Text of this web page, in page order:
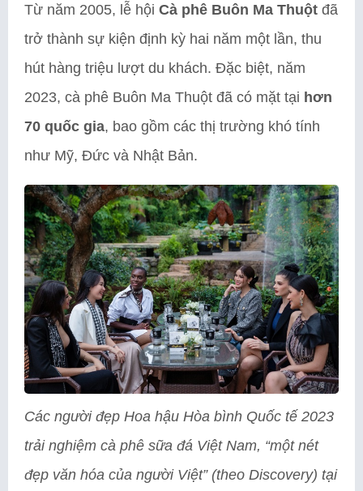
Từ năm 2005, lễ hội Cà phê Buôn Ma Thuột đã
trở thành sự kiện định kỳ hai năm một lần, thu
hút hàng triệu lượt du khách. Đặc biệt, năm
2023, cà phê Buôn Ma Thuột đã có mặt tại hơn
70 quốc gia, bao gồm các thị trường khó tính
như Mỹ, Đức và Nhật Bản.
Các người đẹp Hoa hậu Hòa bình Quốc tế 2023
trải nghiệm cà phê sữa đá Việt Nam, “một nét
đẹp văn hóa của người Việt” (theo Discovery) tại